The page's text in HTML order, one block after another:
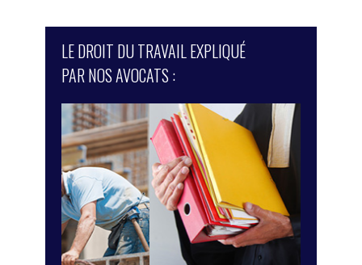
LE DROIT DU TRAVAIL EXPLIQUÉ
PAR NOS AVOCATS :